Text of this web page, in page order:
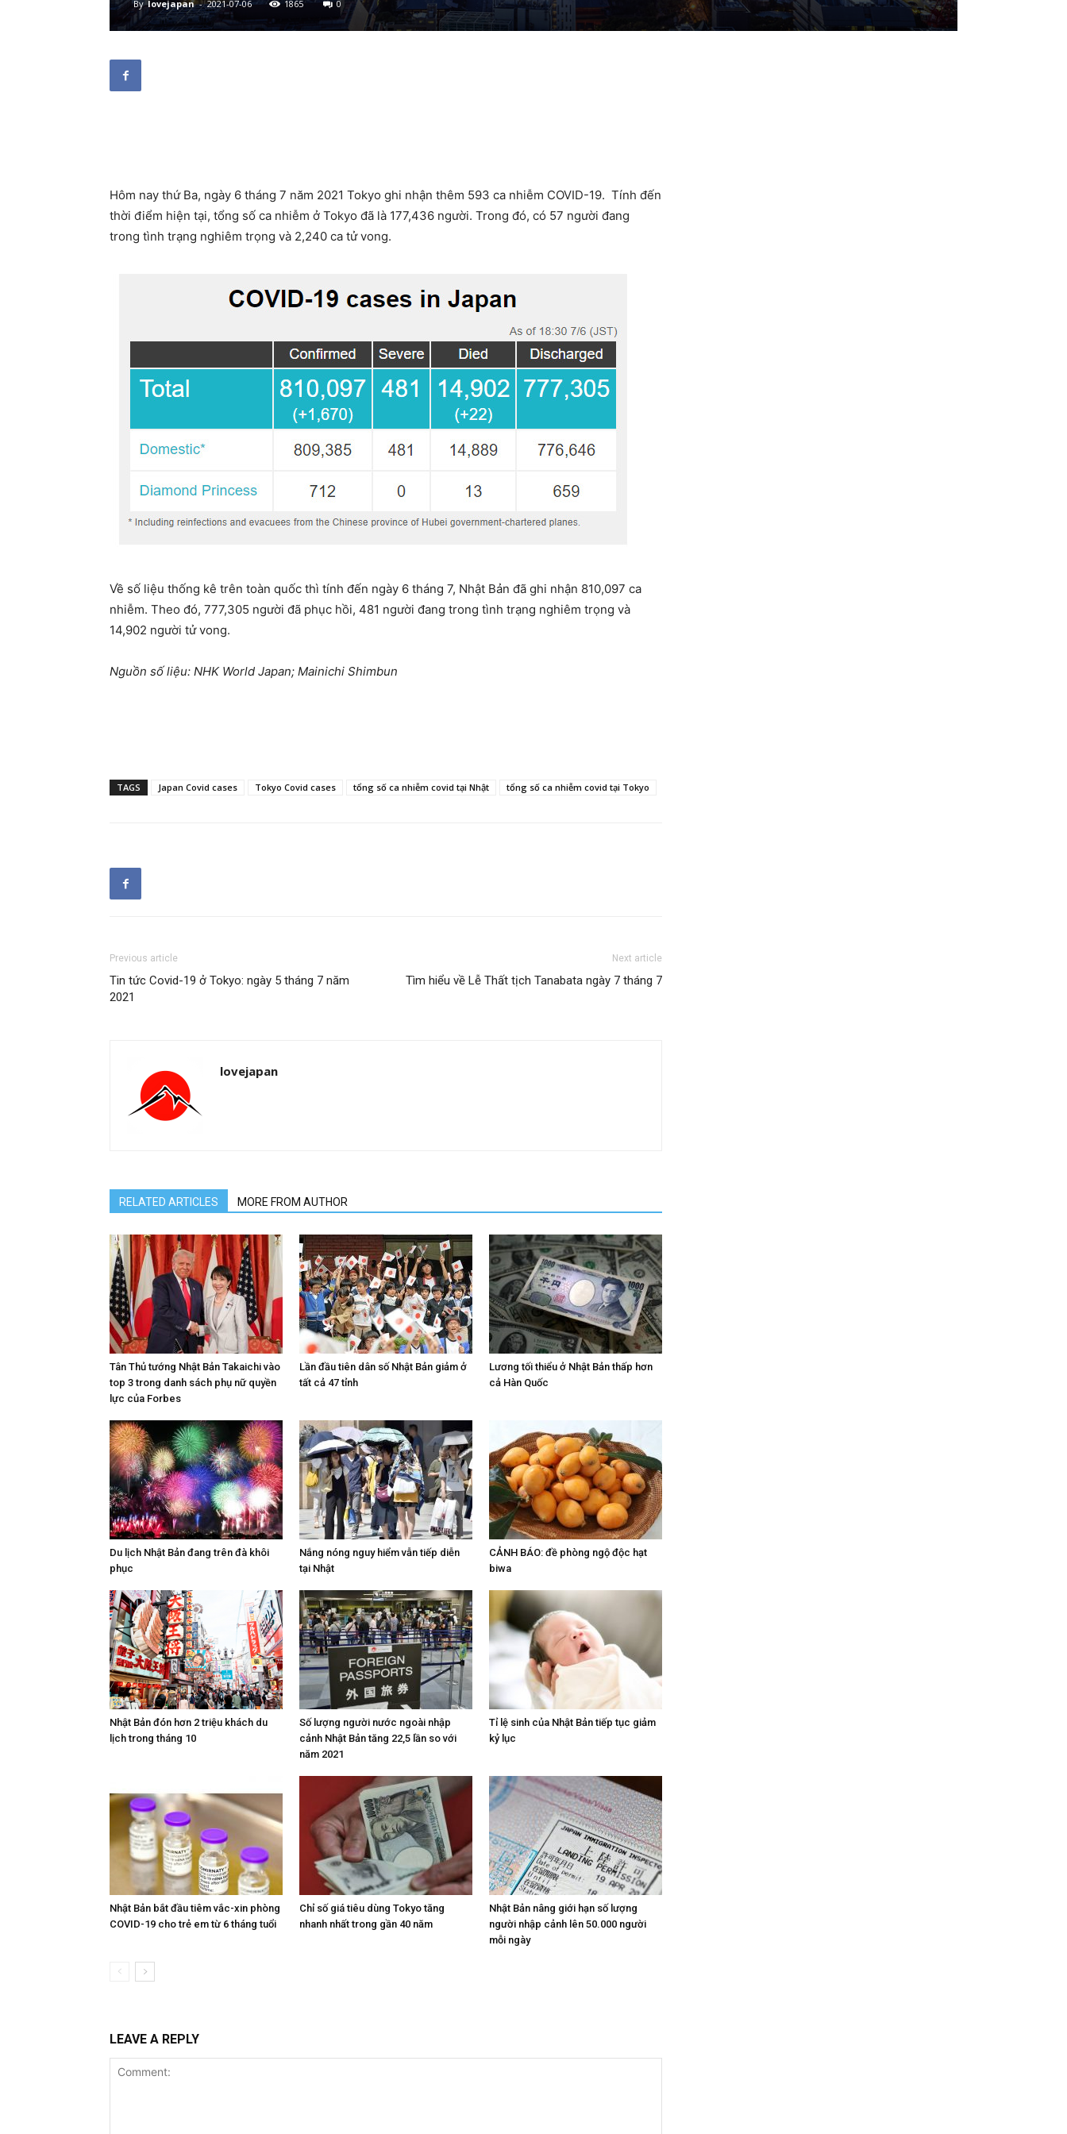
By lovejapan - 2021-07-06 1865 0
Hôm nay thứ Ba, ngày 6 tháng 7 năm 2021 Tokyo ghi nhận thêm 593 ca nhiễm COVID-19. Tính đến
thời điểm hiện tại, tổng số ca nhiễm ở Tokyo đã là 177,436 người. Trong đó, có 57 người đang
trong tình trạng nghiêm trọng và 2,240 ca tử vong.
Về số liệu thống kê trên toàn quốc thì tính đến ngày 6 tháng 7, Nhật Bản đã ghi nhận 810,097 ca
nhiễm. Theo đó, 777,305 người đã phục hồi, 481 người đang trong tình trạng nghiêm trọng và
14,902 người tử vong.
Nguồn số liệu: NHK World Japan; Mainichi Shimbun
TAGS Japan Covid cases Tokyo Covid cases tổng số ca nhiễm covid tại Nhật tổng số ca nhiễm covid tại Tokyo
Previous article
Tin tức Covid-19 ở Tokyo: ngày 5 tháng 7 năm
2021
Next article
Tìm hiểu về Lễ Thất tịch Tanabata ngày 7 tháng 7
lovejapan
RELATED ARTICLES MORE FROM AUTHOR
Tân Thủ tướng Nhật Bản Takaichi vào
top 3 trong danh sách phụ nữ quyền
lực của Forbes
Lần đầu tiên dân số Nhật Bản giảm ở
tất cả 47 tỉnh
Lương tối thiểu ở Nhật Bản thấp hơn
cả Hàn Quốc
Du lịch Nhật Bản đang trên đà khôi
phục
Nắng nóng nguy hiểm vẫn tiếp diễn
tại Nhật
CẢNH BÁO: đề phòng ngộ độc hạt
biwa
Nhật Bản đón hơn 2 triệu khách du
lịch trong tháng 10
Số lượng người nước ngoài nhập
cảnh Nhật Bản tăng 22,5 lần so với
năm 2021
Tỉ lệ sinh của Nhật Bản tiếp tục giảm
kỷ lục
Nhật Bản bắt đầu tiêm vắc-xin phòng
COVID-19 cho trẻ em từ 6 tháng tuổi
Chỉ số giá tiêu dùng Tokyo tăng
nhanh nhất trong gần 40 năm
Nhật Bản nâng giới hạn số lượng
người nhập cảnh lên 50.000 người
mỗi ngày
LEAVE A REPLY